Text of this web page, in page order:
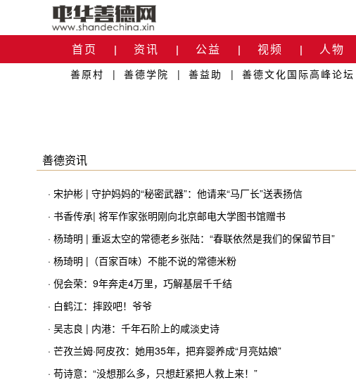
首页 | 资讯 | 公益 | 视频 | 人物
关于我们
善原村 | 善德学院 | 善益助 | 善德文化国际高峰论坛
善德资讯
· 宋护彬 | 守护妈妈的“秘密武器”：他请来“马厂长”送表扬信
· 书香传承| 将军作家张明刚向北京邮电大学图书馆赠书
· 杨琦明 | 重返太空的常德老乡张陆：“春联依然是我们的保留节目”
· 杨琦明 |（百家百味）不能不说的常德米粉
· 倪会荣：9年奔走4万里，巧解基层千千结
· 白鹤江：摔跤吧！爷爷
· 吴志良 | 内港：千年石阶上的咸淡史诗
· 芒孜兰姆·阿皮孜：她用35年，把弃婴养成“月亮姑娘”
· 苟诗意：“没想那么多，只想赶紧把人救上来！”